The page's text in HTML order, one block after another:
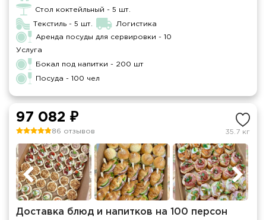
Стол коктейльный - 5 шт.
Текстиль - 5 шт.
Логистика
Аренда посуды для сервировки - 10
Услуга
Бокал под напитки - 200 шт
Посуда - 100 чел
97 082 ₽
86 отзывов 35.7 кг
Доставка блюд и напитков на 100 персон